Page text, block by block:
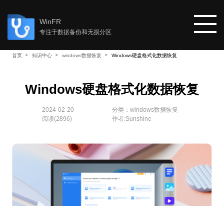
WinFR
专注于数据备份和无损分区
首页 知识中心 windows数据恢复 Windows硬盘格式化数据恢复
Windows硬盘格式化数据恢复
2024-02-20 分类： windows数据恢复
阅读(2896) 作者:Sunshine